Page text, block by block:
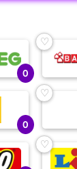
0
♡
0
♡
♡